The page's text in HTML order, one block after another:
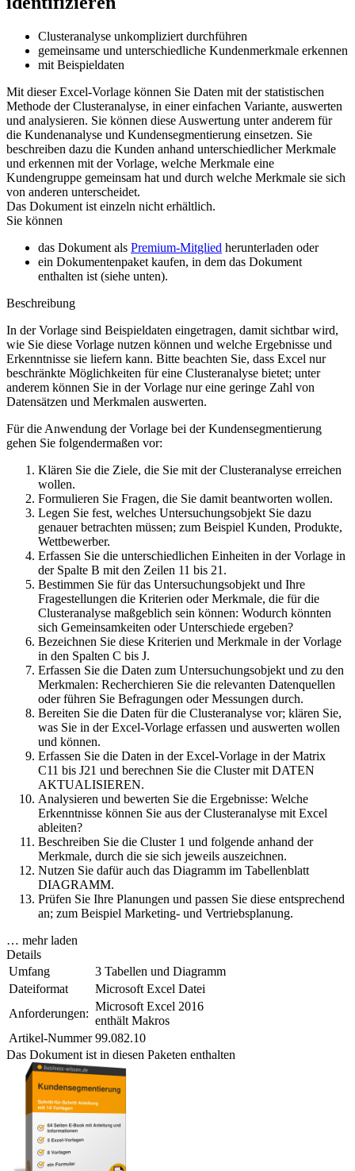
Clusteranalyse unkompliziert durchführen
gemeinsame und unterschiedliche Kundenmerkmale erkennen
mit Beispieldaten
Mit dieser Excel-Vorlage können Sie Daten mit der statistischen
Methode der Clusteranalyse, in einer einfachen Variante, auswerten
und analysieren. Sie können diese Auswertung unter anderem für
die Kundenanalyse und Kundensegmentierung einsetzen. Sie
beschreiben dazu die Kunden anhand unterschiedlicher Merkmale
und erkennen mit der Vorlage, welche Merkmale eine
Kundengruppe gemeinsam hat und durch welche Merkmale sie sich
von anderen unterscheidet.
Das Dokument ist einzeln nicht erhältlich.
Sie können
das Dokument als Premium-Mitglied herunterladen oder
ein Dokumentenpaket kaufen, in dem das Dokument
enthalten ist (siehe unten).
Beschreibung
In der Vorlage sind Beispieldaten eingetragen, damit sichtbar wird,
wie Sie diese Vorlage nutzen können und welche Ergebnisse und
Erkenntnisse sie liefern kann. Bitte beachten Sie, dass Excel nur
beschränkte Möglichkeiten für eine Clusteranalyse bietet; unter
anderem können Sie in der Vorlage nur eine geringe Zahl von
Datensätzen und Merkmalen auswerten.
Für die Anwendung der Vorlage bei der Kundensegmentierung
gehen Sie folgendermaßen vor:
Klären Sie die Ziele, die Sie mit der Clusteranalyse erreichen
wollen.
Formulieren Sie Fragen, die Sie damit beantworten wollen.
Legen Sie fest, welches Untersuchungsobjekt Sie dazu
genauer betrachten müssen; zum Beispiel Kunden, Produkte,
Wettbewerber.
Erfassen Sie die unterschiedlichen Einheiten in der Vorlage in
der Spalte B mit den Zeilen 11 bis 21.
Bestimmen Sie für das Untersuchungsobjekt und Ihre
Fragestellungen die Kriterien oder Merkmale, die für die
Clusteranalyse maßgeblich sein können: Wodurch könnten
sich Gemeinsamkeiten oder Unterschiede ergeben?
Bezeichnen Sie diese Kriterien und Merkmale in der Vorlage
in den Spalten C bis J.
Erfassen Sie die Daten zum Untersuchungsobjekt und zu den
Merkmalen: Recherchieren Sie die relevanten Datenquellen
oder führen Sie Befragungen oder Messungen durch.
Bereiten Sie die Daten für die Clusteranalyse vor; klären Sie,
was Sie in der Excel-Vorlage erfassen und auswerten wollen
und können.
Erfassen Sie die Daten in der Excel-Vorlage in der Matrix
C11 bis J21 und berechnen Sie die Cluster mit DATEN
AKTUALISIEREN.
Analysieren und bewerten Sie die Ergebnisse: Welche
Erkenntnisse können Sie aus der Clusteranalyse mit Excel
ableiten?
Beschreiben Sie die Cluster 1 und folgende anhand der
Merkmale, durch die sie sich jeweils auszeichnen.
Nutzen Sie dafür auch das Diagramm im Tabellenblatt
DIAGRAMM.
Prüfen Sie Ihre Planungen und passen Sie diese entsprechend
an; zum Beispiel Marketing- und Vertriebsplanung.
… mehr laden
Details
Umfang
3 Tabellen und Diagramm
Dateiformat
Microsoft Excel Datei
Anforderungen:
Microsoft Excel 2016
enthält Makros
Artikel-Nummer 99.082.10
Das Dokument ist in diesen Paketen enthalten